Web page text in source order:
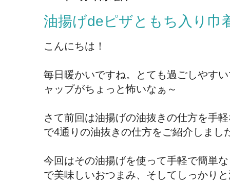
油揚げdeピザともち入り巾
こんにちは！
毎日暖かいですね。とても過ごしやす
ャップがちょっと怖いなぁ～
さて前回は油揚げの油抜きの仕方を手
で4通りの油抜きの仕方をご紹介しまし
今回はその油揚げを使って手軽で簡単
で美味しいおつまみ、そしてしっかり